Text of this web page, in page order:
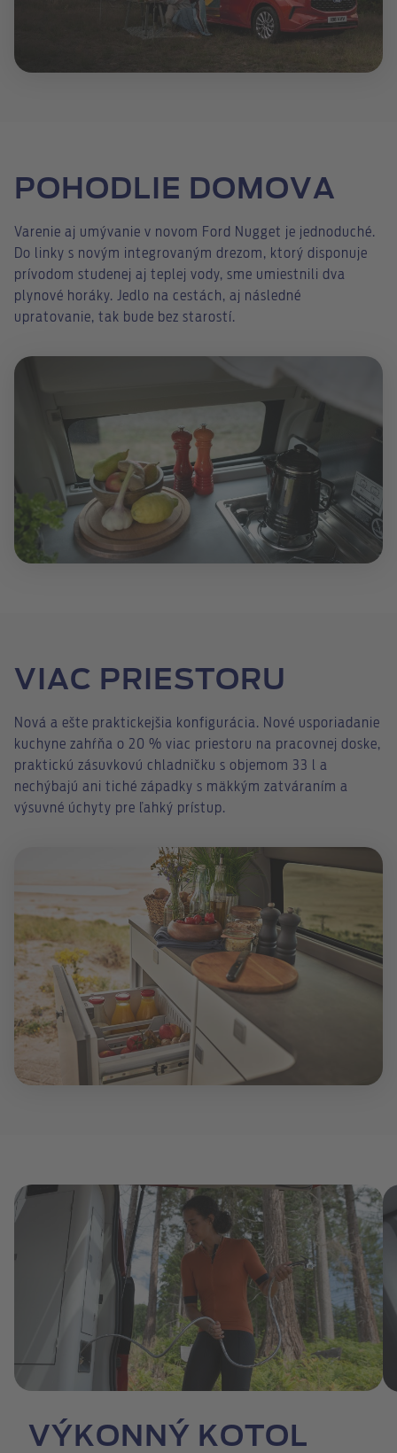
POHODLIE DOMOVA
Varenie aj umývanie v novom Ford Nugget je jednoduché.
Do linky s novým integrovaným drezom, ktorý disponuje
prívodom studenej aj teplej vody, sme umiestnili dva
plynové horáky. Jedlo na cestách, aj následné
upratovanie, tak bude bez starostí.
VIAC PRIESTORU
Nová a ešte praktickejšia konfigurácia. Nové usporiadanie
kuchyne zahŕňa o 20 % viac priestoru na pracovnej doske,
praktickú zásuvkovú chladničku s objemom 33 l a
nechýbajú ani tiché západky s mäkkým zatváraním a
výsuvné úchyty pre ľahký prístup.
VÝKONNÝ KOTOL